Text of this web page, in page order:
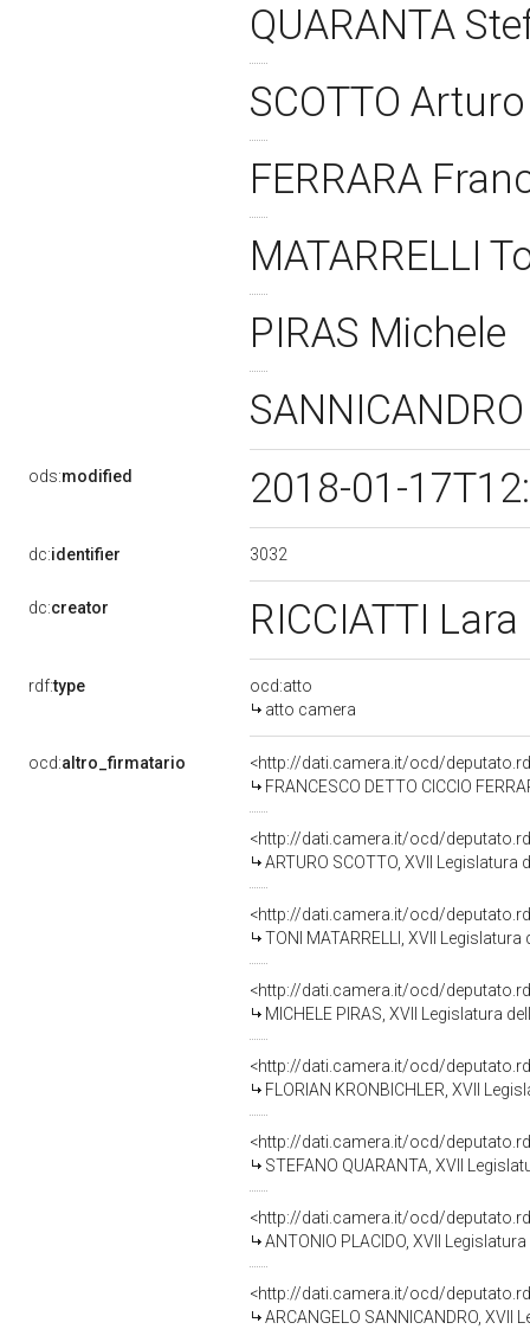
QUARANTA
SCOTTO
FERRARA
MATARRELLI
PIRAS Michele
ods:modified 2018-01-
dc:identifier 3032
dc:creator RICCIATTI Lara
rdf:type
ocd:atto
atto camera
ocd:altro_firmatario
<http://dati.camera.it/ocd/
FRANCESCO DETTO CICCIO
<http://dati.camera.it/ocd/
ARTURO SCOTTO, XVII Legislatura
<http://dati.camera.it/ocd/
TONI MATARRELLI, XVII
<http://dati.camera.it/ocd/
MICHELE PIRAS, XVII Legislatura
<http://dati.camera.it/ocd/
FLORIAN KRONBICHLER, XVII
<http://dati.camera.it/ocd/
STEFANO QUARANTA, XVII
<http://dati.camera.it/ocd/
ANTONIO PLACIDO, XVII
<http://dati.camera.it/ocd/
ARCANGELO SANNICANDRO, XVII